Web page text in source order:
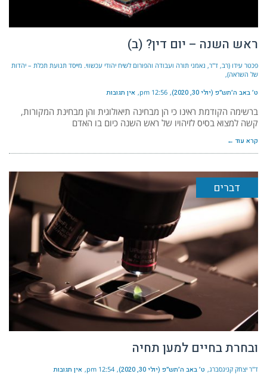
ראש השנה – יום דין? (ב)
פכטר עידו (רב, ד"ר, נאמני תורה ועבודה והפורום לשיח יהודי עכשווי. מייסד תנועת תכלת – יהדות
של השראה)
ט׳ באב ה׳תש״פ (יולי 30, 2020) 12:56 pm אין תגובות
ברשימה הקודמת ראינו כי הן מבחינה תיאולוגית והן מבחינת המקורות,
קשה למצוא בסיס לזיהויו של ראש השנה כיום בו האדם
קרא עוד ←
דברים
ובחרת בחיים למען תחיה
ד"ר יצחק קניגסברג ט׳ באב ה׳תש״פ (יולי 30, 2020) 12:54 pm אין תגובות